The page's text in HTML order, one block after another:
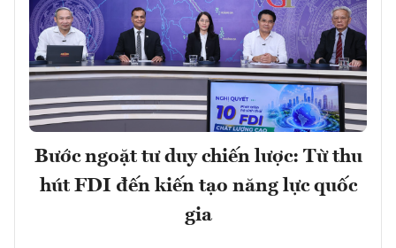
Bước ngoặt tư duy chiến lược: Từ thu
hút FDI đến kiến tạo năng lực quốc
gia